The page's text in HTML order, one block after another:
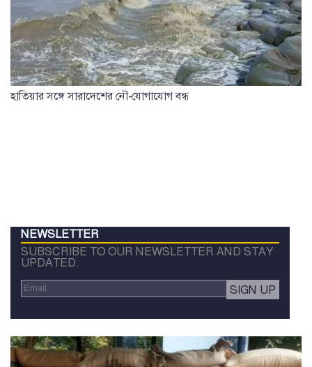
হাতিয়ার সঙ্গে সারাদেশের নৌ-যোগাযোগ বন্ধ
NEWSLETTER
SUBSCRIBE TO OUR NEWSLETTER AND STAY
UPDATED.